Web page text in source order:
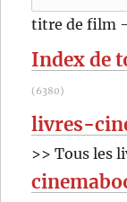
pour
:
titre de film
Index de
(6380)
livres-
>> Tous les